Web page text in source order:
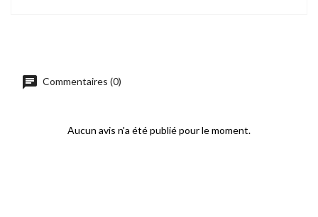
chat Commentaires (0)
Aucun avis n'a été publié pour le moment.